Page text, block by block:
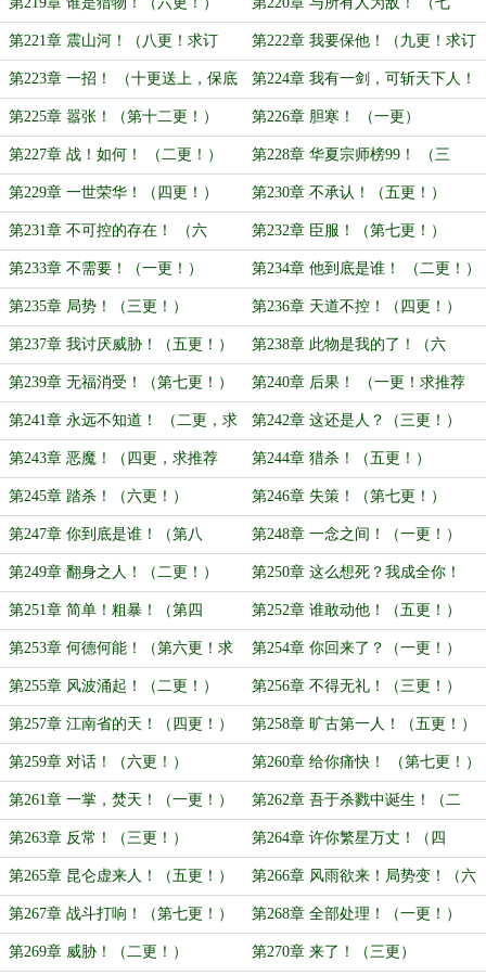
更！）
第221章 震山河！（八更！求订
阅！）
第222章 我要保他！（九更！求订
阅！）
第223章 一招！ （十更送上，保底
完成！）
第224章 我有一剑，可斩天下人！
（第十一更！求订阅！）
第225章 嚣张！（第十二更！） 第226章 胆寒！ （一更）
第227章 战！如何！ （二更！） 第228章 华夏宗师榜99！ （三
更！）
第229章 一世荣华！（四更！） 第230章 不承认！（五更！）
第231章 不可控的存在！ （六
更！）
第232章 臣服！（第七更！）
第233章 不需要！（一更！） 第234章 他到底是谁！ （二更！）
第235章 局势！（三更！） 第236章 天道不控！（四更！）
第237章 我讨厌威胁！（五更！） 第238章 此物是我的了！（六
更！）
第239章 无福消受！（第七更！） 第240章 后果！ （一更！求推荐
票！）
第241章 永远不知道！ （二更，求
推荐票！）
第242章 这还是人？（三更！）
第243章 恶魔！（四更，求推荐
票！）
第244章 猎杀！（五更！）
第245章 踏杀！（六更！） 第246章 失策！（第七更！）
第247章 你到底是谁！（第八
更！）
第248章 一念之间！（一更！）
第249章 翻身之人！（二更！） 第250章 这么想死？我成全你！
（三更！）
第251章 简单！粗暴！（第四
更！）
第252章 谁敢动他！（五更！）
第253章 何德何能！（第六更！求
推荐票）
第254章 你回来了？（一更！）
第255章 风波涌起！（二更！） 第256章 不得无礼！（三更！）
第257章 江南省的天！（四更！） 第258章 旷古第一人！（五更！）
第259章 对话！（六更！） 第260章 给你痛快！ （第七更！）
第261章 一掌，焚天！（一更！） 第262章 吾于杀戮中诞生！（二
更！）
第263章 反常！（三更！） 第264章 许你繁星万丈！（四
更！）
第265章 昆仑虚来人！（五更！） 第266章 风雨欲来！局势变！（六
更，求推荐票！）
第267章 战斗打响！（第七更！） 第268章 全部处理！（一更！）
第269章 威胁！（二更！） 第270章 来了！（三更）